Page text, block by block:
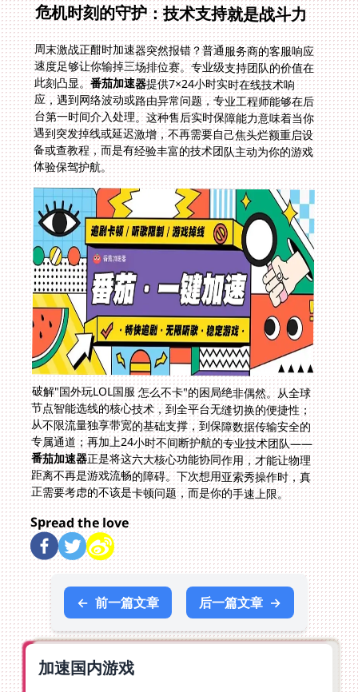
危机时刻的守护：技术支持就是战斗力
周末激战正酣时加速器突然报错？普通服务商的客服响应
速度足够让你输掉三场排位赛。专业级支持团队的价值在
此刻凸显。番茄加速器提供7×24小时实时在线技术响
应，遇到网络波动或路由异常问题，专业工程师能够在后
台第一时间介入处理。这种售后实时保障能力意味着当你
遇到突发掉线或延迟激增，不再需要自己焦头烂额重启设
备或查教程，而是有经验丰富的技术团队主动为你的游戏
体验保驾护航。
破解"国外玩LOL国服 怎么不卡"的困局绝非偶然。从全球
节点智能选线的核心技术，到全平台无缝切换的便捷性；
从不限流量独享带宽的基础支撑，到保障数据传输安全的
专属通道；再加上24小时不间断护航的专业技术团队——
番茄加速器正是将这六大核心功能协同作用，才能让物理
距离不再是游戏流畅的障碍。下次想用亚索秀操作时，真
正需要考虑的不该是卡顿问题，而是你的手速上限。
Spread the love
← 前一篇文章 后一篇文章 →
加速国内游戏